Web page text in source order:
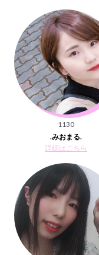
1130
.みおまる.
詳細はこちら